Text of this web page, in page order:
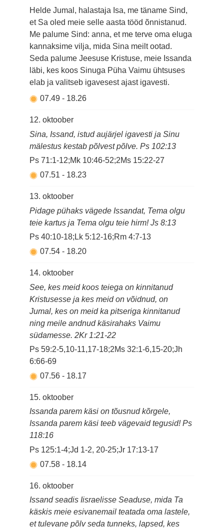
Helde Jumal, halastaja Isa, me täname Sind,
et Sa oled meie selle aasta tööd õnnistanud.
Me palume Sind: anna, et me terve oma eluga
kannaksime vilja, mida Sina meilt ootad.
Seda palume Jeesuse Kristuse, meie Issanda
läbi, kes koos Sinuga Püha Vaimu ühtsuses
elab ja valitseb igavesest ajast igavesti.
07.49- 18.26
12. oktoober
Sina, Issand, istud aujärjel igavesti ja Sinu
mälestus kestab põlvest põlve. Ps 102:13
Ps 71:1-12;Mk 10:46-52;2Ms 15:22-27
07.51- 18.23
13. oktoober
Pidage pühaks vägede Issandat, Tema olgu
teie kartus ja Tema olgu teie hirm! Js 8:13
Ps 40:10-18;Lk 5:12-16;Rm 4:7-13
07.54- 18.20
14. oktoober
See, kes meid koos teiega on kinnitanud
Kristusesse ja kes meid on võidnud, on
Jumal, kes on meid ka pitseriga kinnitanud
ning meile andnud käsirahaks Vaimu
südamesse. 2Kr 1:21-22
Ps 59:2-5,10-11,17-18;2Ms 32:1-6,15-20;Jh
6:66-69
07.56- 18.17
15. oktoober
Issanda parem käsi on tõusnud kõrgele,
Issanda parem käsi teeb vägevaid tegusid! Ps
118:16
Ps 125:1-4;Jd 1-2, 20-25;Jr 17:13-17
07.58- 18.14
16. oktoober
Issand seadis Iisraelisse Seaduse, mida Ta
käskis meie esivanemail teatada oma lastele,
et tulevane põlv seda tunneks, lapsed, kes